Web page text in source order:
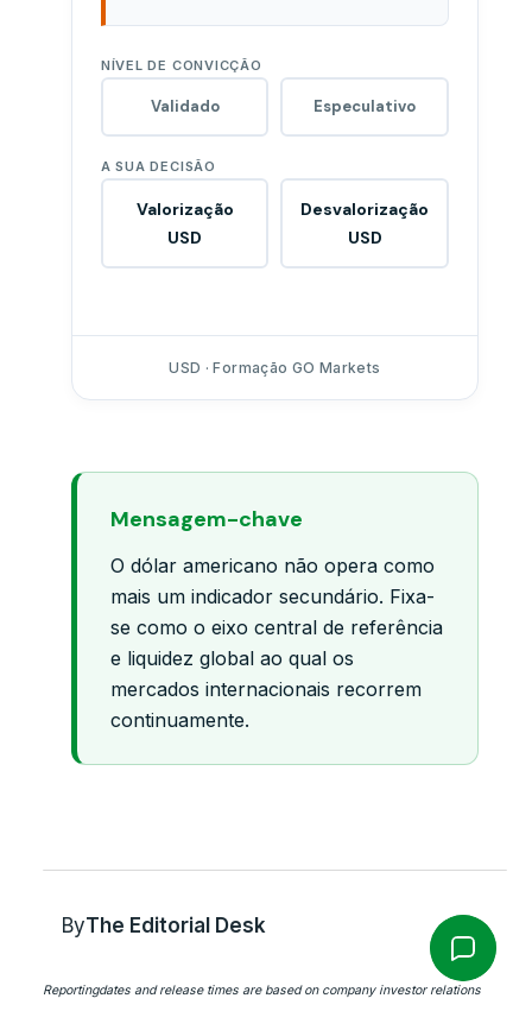
NÍVEL DE CONVICÇÃO
Validado Especulativo
A SUA DECISÃO
Valorização
USD
Desvalorização
USD
USD · Formação GO Markets
Mensagem-chave
O dólar americano não opera como
mais um indicador secundário. Fixa-
se como o eixo central de referência
e liquidez global ao qual os
mercados internacionais recorrem
continuamente.
ByThe Editorial Desk
Reportingdates and release times are based on company investor relations